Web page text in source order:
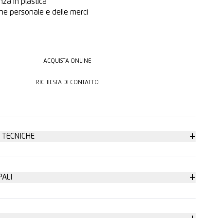
in plastica
personale e delle merci
ACQUISTA ONLINE
RICHIESTA DI CONTATTO
+
+